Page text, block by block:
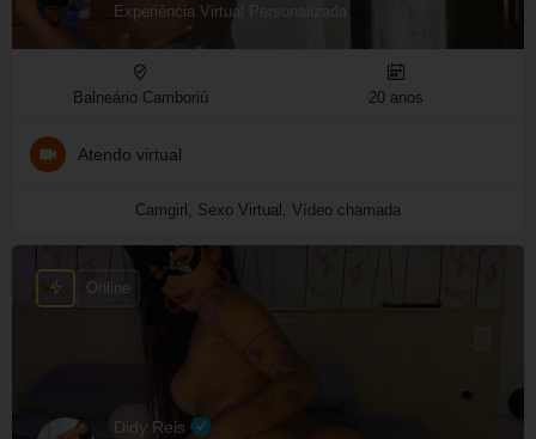
Experiência Virtual Personalizada
Balneário Camboriú 20 anos
Atendo virtual
Camgirl, Sexo Virtual, Vídeo chamada
Didy Reis
Online